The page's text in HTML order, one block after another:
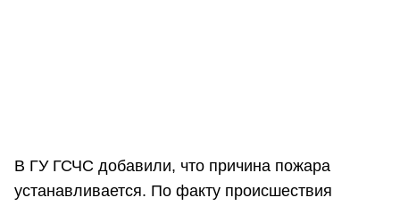
В ГУ ГСЧС добавили, что причина пожара
устанавливается. По факту происшествия